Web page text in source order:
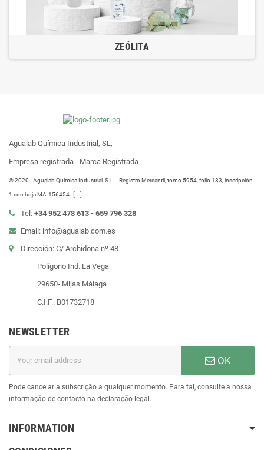
ZEÓLITA
Agualab Química Industrial, SL,
Empresa registrada - Marca Registrada
® 2020 - Agualab Química Industrial, S.L. - Registro Mercantil, tomo 5954, folio 183, inscripción
1 con hoja MA-156454. [...]
Tel: +34 952 478 613 - 659 796 328
Email: info@agualab.com.es
Dirección: C/ Archidona nº 48
Polígono Ind. La Vega
29650- Mijas Málaga
C.I.F.: B01732718
NEWSLETTER
OK
Pode cancelar a subscrição a qualquer momento. Para tal, consulte a nossa
informação de contacto na declaração legal.
INFORMATION